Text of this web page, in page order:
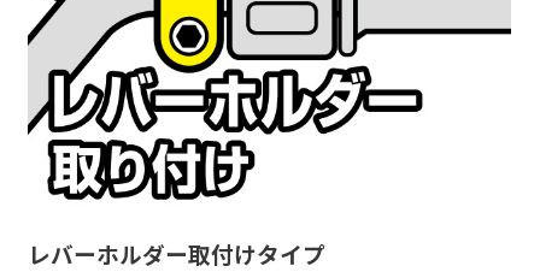
レバーホルダー取付けタイプ
取付条件
製品仕様